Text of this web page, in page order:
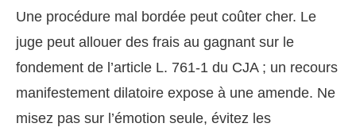
Une procédure mal bordée peut coûter cher. Le
juge peut allouer des frais au gagnant sur le
fondement de l’article L. 761-1 du CJA ; un recours
manifestement dilatoire expose à une amende. Ne
misez pas sur l’émotion seule, évitez les